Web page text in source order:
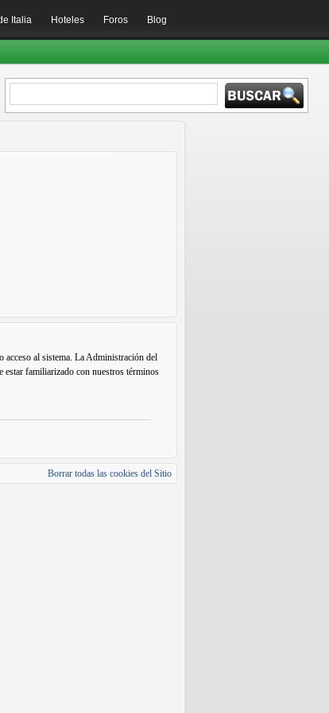
Italia Hoteles Foros Blog
acceso al sistema. La Administración del
estar familiarizado con nuestros términos
Borrar todas las cookies del Sitio